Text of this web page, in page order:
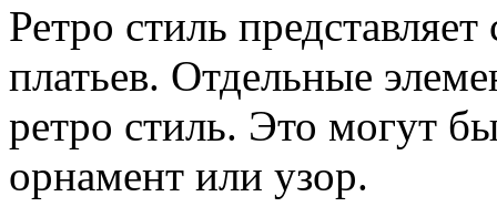
Ретро стиль
платьев. Отдельные
ретро стиль. Это могут
орнамент или узор.